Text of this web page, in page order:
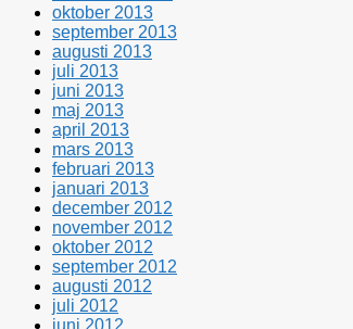
oktober 2013
september 2013
augusti 2013
juli 2013
juni 2013
maj 2013
april 2013
mars 2013
februari 2013
januari 2013
december 2012
november 2012
oktober 2012
september 2012
augusti 2012
juli 2012
juni 2012